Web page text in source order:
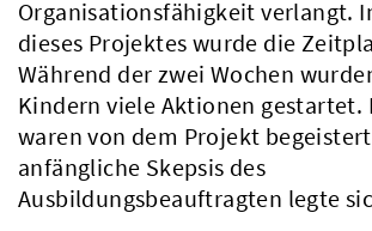
Organisationsfähigkeit verlangt.
dieses Projektes wurde die
Während der zwei Wochen
Kindern viele Aktionen gestartet.
waren von dem Projekt
anfängliche Skepsis des
Ausbildungsbeauftragten legte